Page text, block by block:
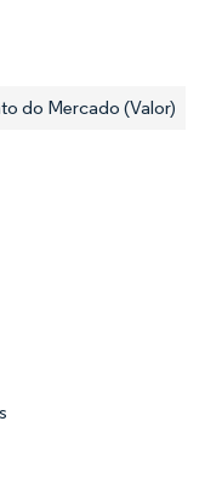
do Mercado (Valor)